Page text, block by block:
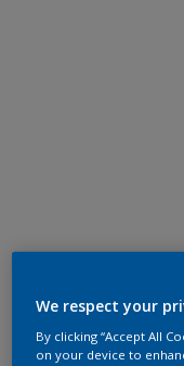
We respect your
By clicking “Accept All
on your device to